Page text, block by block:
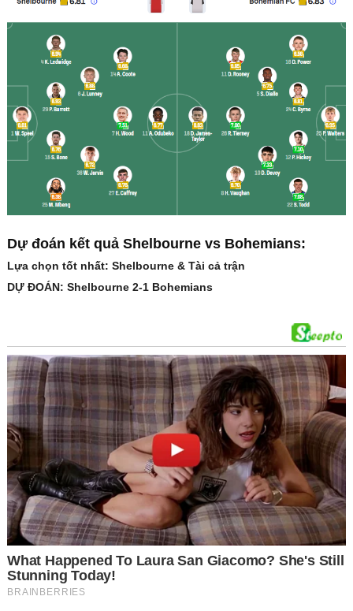
Dự đoán kết quả Shelbourne vs Bohemians:
Lựa chọn tốt nhất: Shelbourne & Tài cả trận
DỰ ĐOÁN: Shelbourne 2-1 Bohemians